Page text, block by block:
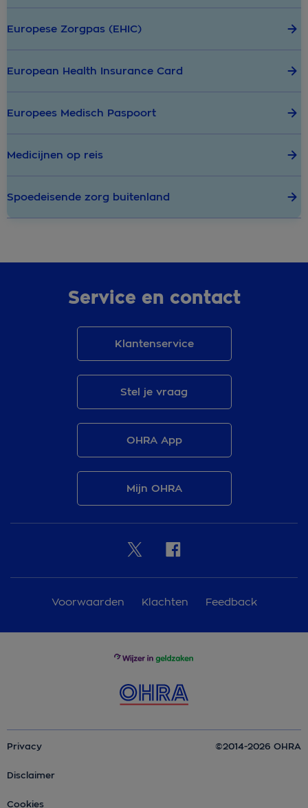
Europese Zorgpas (EHIC)
European Health Insurance Card
Europees Medisch Paspoort
Medicijnen op reis
Spoedeisende zorg buitenland
Service en contact
Klantenservice
Stel je vraag
OHRA App
Mijn OHRA
Voorwaarden Klachten Feedback
Privacy
Disclaimer
Cookies
©2014-2026 OHRA